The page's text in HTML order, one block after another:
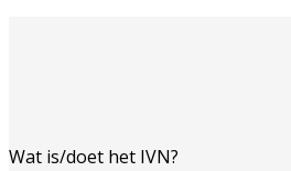
Wat is/doet het IVN?